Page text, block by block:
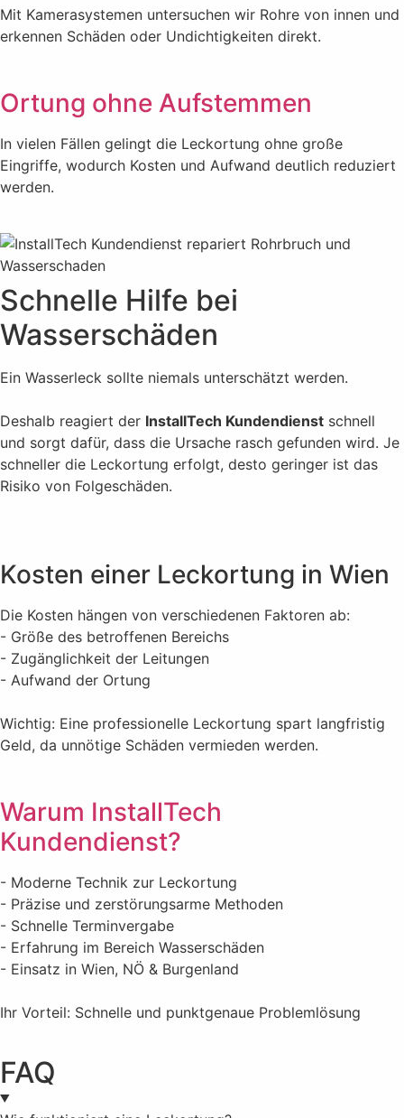
Mit Kamerasystemen untersuchen wir Rohre von innen und
erkennen Schäden oder Undichtigkeiten direkt.
Ortung ohne Aufstemmen
In vielen Fällen gelingt die Leckortung ohne große
Eingriffe, wodurch Kosten und Aufwand deutlich reduziert
werden.
Schnelle Hilfe bei
Wasserschäden
Ein Wasserleck sollte niemals unterschätzt werden.
Deshalb reagiert der InstallTech Kundendienst schnell
und sorgt dafür, dass die Ursache rasch gefunden wird. Je
schneller die Leckortung erfolgt, desto geringer ist das
Risiko von Folgeschäden.
Kosten einer Leckortung in Wien
Die Kosten hängen von verschiedenen Faktoren ab:
- Größe des betroffenen Bereichs
- Zugänglichkeit der Leitungen
- Aufwand der Ortung
Wichtig: Eine professionelle Leckortung spart langfristig
Geld, da unnötige Schäden vermieden werden.
Warum InstallTech
Kundendienst?
- Moderne Technik zur Leckortung
- Präzise und zerstörungsarme Methoden
- Schnelle Terminvergabe
- Erfahrung im Bereich Wasserschäden
- Einsatz in Wien, NÖ & Burgenland
Ihr Vorteil: Schnelle und punktgenaue Problemlösung
FAQ